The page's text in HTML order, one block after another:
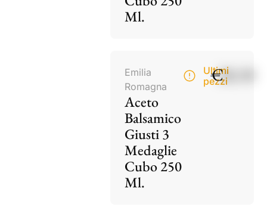
Ml.
Emilia
Romagna
Aceto
Balsamico
Giusti 3
Medaglie
Cubo 250
Ml.
Ultimi
pezzi
€28,50